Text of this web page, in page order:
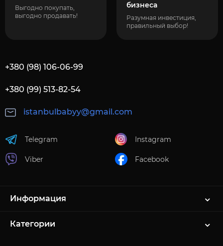
Выгодно покупать,
выгодно продавать!
бизнеса
Разумная инвестиция,
правильный выбор!
+380 (98) 106-06-99
+380 (99) 513-82-54
istanbulbabyy@gmail.com
Telegram
Viber
Instagram
Facebook
Информация
Категории